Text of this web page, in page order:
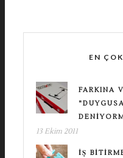
EN
FARKINA
13 Ekim 2011
İŞ